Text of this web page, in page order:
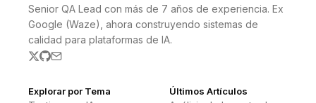
Senior QA Lead con más de 7 años de experiencia. Ex
Google (Waze), ahora construyendo sistemas de
calidad para plataformas de IA.
Explorar por Tema Últimos Artículos